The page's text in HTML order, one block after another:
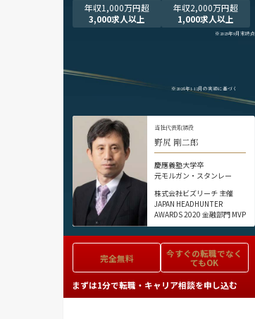
年収1,000万円超
3,000求人以上
年収2,000万円超
1,000求人以上
※2025年9月末時点
※2024年1-12月の実績に基づく
当社代表取締役
野尻 剛二郎
慶應義塾大学卒
元モルガン・スタンレー
株式会社ビズリーチ 主催
JAPAN HEADHUNTER
AWARDS 2020 金融部門 MVP
完全無料 今すぐの転職でなく
てもOK
まずは1分で転職・キャリア相談を申し込む